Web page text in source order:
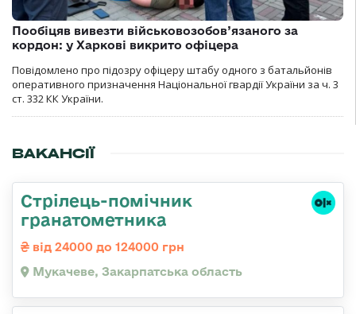
Пообіцяв вивезти військовозобов’язаного за
кордон: у Харкові викрито офіцера
Повідомлено про підозру офіцеру штабу одного з батальйонів
оперативного призначення Національної гвардії України за ч. 3
ст. 332 КК України.
ВАКАНСІЇ
Стрілець-помічник
гранатометника
від 24000 до 124000 грн
Мукачеве, Закарпатська область